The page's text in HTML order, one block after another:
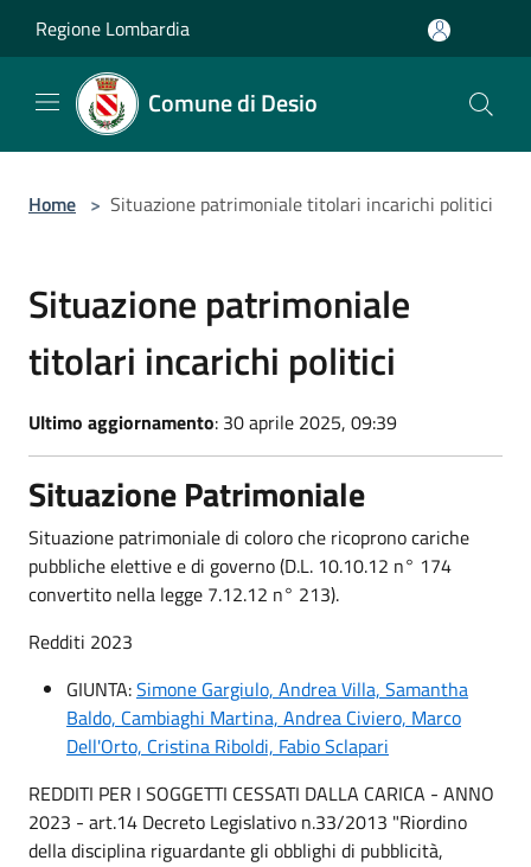
Regione Lombardia
Comune di Desio
Home > Situazione patrimoniale titolari incarichi politici
Situazione patrimoniale
titolari incarichi politici
Ultimo aggiornamento: 30 aprile 2025, 09:39
Situazione Patrimoniale
Situazione patrimoniale di coloro che ricoprono cariche
pubbliche elettive e di governo (D.L. 10.10.12 n° 174
convertito nella legge 7.12.12 n° 213).
Redditi 2023
GIUNTA:Simone Gargiulo, Andrea Villa, Samantha
Baldo, Cambiaghi Martina, Andrea Civiero, Marco
Dell'Orto, Cristina Riboldi, Fabio Sclapari
REDDITI PER I SOGGETTI CESSATI DALLA CARICA - ANNO
2023 - art.14 Decreto Legislativo n.33/2013 "Riordino
della disciplina riguardante gli obblighi di pubblicità,